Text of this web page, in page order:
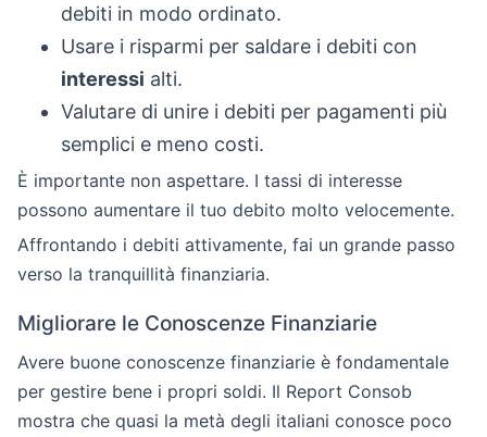
debiti in modo ordinato.
Usare i risparmi per saldare i debiti con
interessi alti.
Valutare di unire i debiti per pagamenti più
semplici e meno costi.
È importante non aspettare. I tassi di interesse
possono aumentare il tuo debito molto velocemente.
Affrontando i debiti attivamente, fai un grande passo
verso la tranquillità finanziaria.
Migliorare le Conoscenze Finanziarie
Avere buone conoscenze finanziarie è fondamentale
per gestire bene i propri soldi. Il Report Consob
mostra che quasi la metà degli italiani conosce poco